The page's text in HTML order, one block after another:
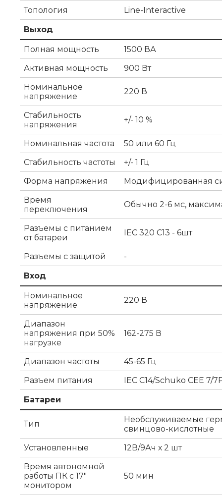
Топология
Line-Interactive
Выход
Полная мощность
1500 ВА
Активная мощность
900 Вт
Номинальное
напряжение
220 В
Стабильность
напряжения
+/- 10 %
Номинальная частота
50 или 60 Гц
Стабильность частоты
+/- 1 Гц
Форма напряжения
Модифицированная
Время
переключения
Обычно 2-6 мс,
Разъемы с питанием
от батареи
IEC 320 C13 - 6шт
Разъемы с защитой -
Вход
Номинальное
напряжение
220 В
Диапазон
напряжения при 50%
нагрузке
162-275 В
Диапазон частоты
45-65 Гц
Разъем питания
IEC C14/Schuko CEE 7/
Батареи
Тип
Необслуживаемые
свинцово-кислотные
Установленные
12В/9Ач х 2 шт
Время автономной
работы ПК с 17"
монитором
50 мин